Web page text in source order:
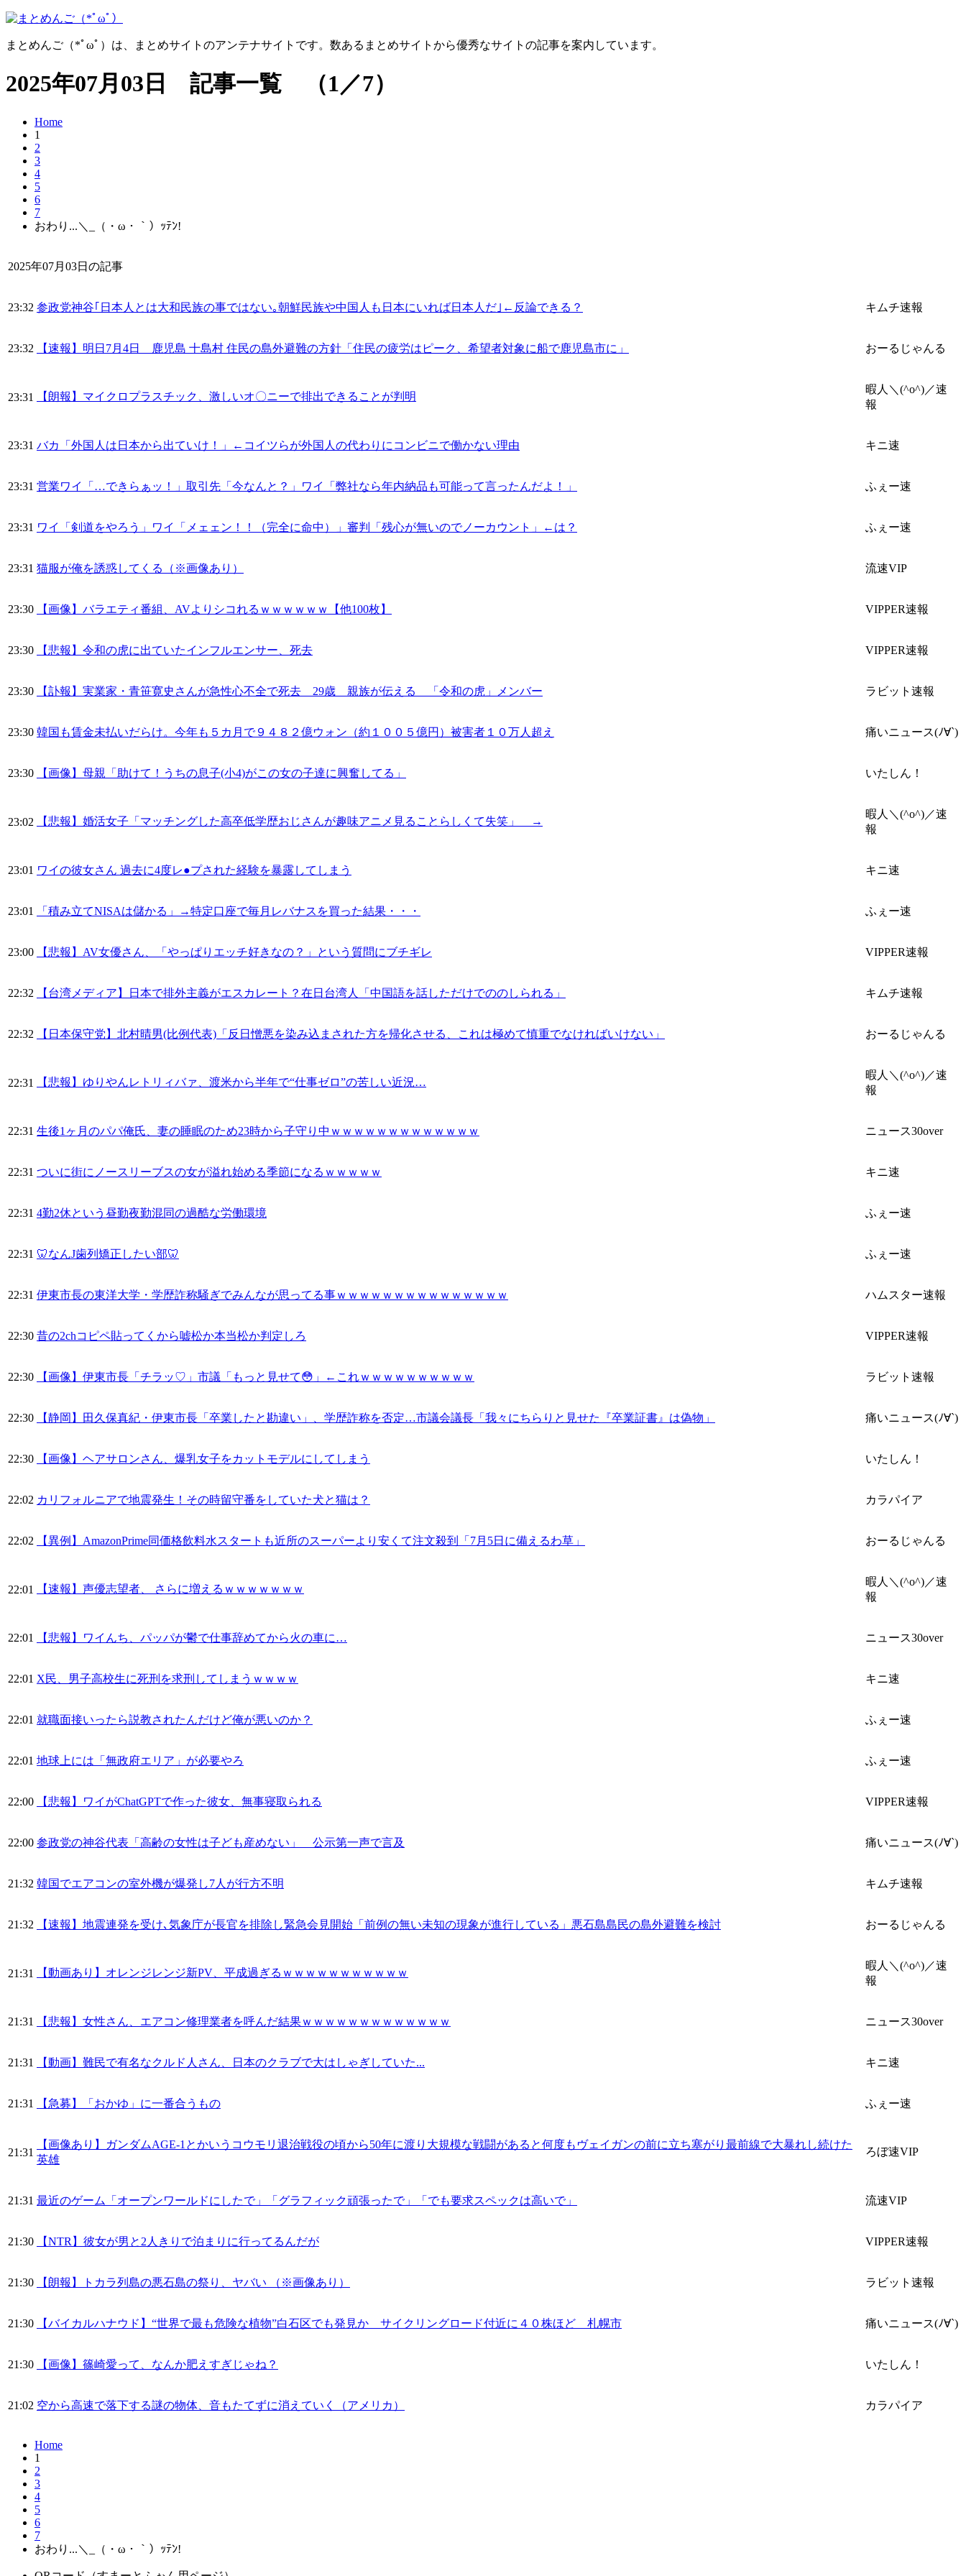
まとめんご（*ﾟωﾟ）は、まとめサイトのアンテナサイトです。数あるまとめサイトから優秀なサイトの記事を案内しています。
2025年07月03日 記事一覧 （1／7）
Home
1
2
3
4
5
6
7
おわり...＼_（・ω・｀）ｯﾃﾝ!
2025年07月03日の記事
23:32 参政党神谷｢日本人とは大和民族の事ではない｡朝鮮民族や中国人も日本にいれば日本人だ｣←反論できる？ キムチ速報
23:32 【速報】明日7月4日 鹿児島 十島村 住民の島外避難の方針「住民の疲労はピーク、希望者対象に船で鹿児島市に」 おーるじゃんる
23:31 【朗報】マイクロプラスチック、激しいオ〇ニーで排出できることが判明
暇人＼(^o^)／速
報
23:31 バカ「外国人は日本から出ていけ！」←コイツらが外国人の代わりにコンビニで働かない理由 キニ速
23:31 営業ワイ「…できらぁッ！」取引先「今なんと？」ワイ「弊社なら年内納品も可能って言ったんだよ！」 ふぇー速
23:31 ワイ「剣道をやろう」ワイ「メェェン！！（完全に命中）」審判「残心が無いのでノーカウント」←は？ ふぇー速
23:31 猫服が俺を誘惑してくる（※画像あり） 流速VIP
23:30 【画像】バラエティ番組、AVよりシコれるｗｗｗｗｗｗ【他100枚】 VIPPER速報
23:30 【悲報】令和の虎に出ていたインフルエンサー、死去 VIPPER速報
23:30 【訃報】実業家・青笹寛史さんが急性心不全で死去 29歳 親族が伝える 「令和の虎」メンバー ラビット速報
23:30 韓国も賃金未払いだらけ。今年も５カ月で９４８２億ウォン（約１００５億円）被害者１０万人超え 痛いニュース(ﾉ∀`)
23:30 【画像】母親「助けて！うちの息子(小4)がこの女の子達に興奮してる」 いたしん！
23:02 【悲報】婚活女子「マッチングした高卒低学歴おじさんが趣味アニメ見ることらしくて失笑」 →
暇人＼(^o^)／速
報
23:01 ワイの彼女さん 過去に4度レ●プされた経験を暴露してしまう キニ速
23:01 「積み立てNISAは儲かる」→特定口座で毎月レバナスを買った結果・・・ ふぇー速
23:00 【悲報】AV女優さん、「やっぱりエッチ好きなの？」という質問にブチギレ VIPPER速報
22:32 【台湾メディア】日本で排外主義がエスカレート？在日台湾人「中国語を話しただけでののしられる」 キムチ速報
22:32 【日本保守党】北村晴男(比例代表)「反日憎悪を染み込まされた方を帰化させる、これは極めて慎重でなければいけない」 おーるじゃんる
22:31 【悲報】ゆりやんレトリィバァ、渡米から半年で“仕事ゼロ”の苦しい近況…
暇人＼(^o^)／速
報
22:31 生後1ヶ月のパパ俺氏、妻の睡眠のため23時から子守り中ｗｗｗｗｗｗｗｗｗｗｗｗｗ ニュース30over
22:31 ついに街にノースリーブスの女が溢れ始める季節になるｗｗｗｗｗ キニ速
22:31 4勤2休という昼勤夜勤混同の過酷な労働環境 ふぇー速
22:31 🦷なんJ歯列矯正したい部🦷 ふぇー速
22:31 伊東市長の東洋大学・学歴詐称騒ぎでみんなが思ってる事ｗｗｗｗｗｗｗｗｗｗｗｗｗｗｗ ハムスター速報
22:30 昔の2chコピペ貼ってくから嘘松か本当松か判定しろ VIPPER速報
22:30 【画像】伊東市長「チラッ♡」市議「もっと見せて😳」←これｗｗｗｗｗｗｗｗｗｗ ラビット速報
22:30 【静岡】田久保真紀・伊東市長「卒業したと勘違い」、学歴詐称を否定…市議会議長「我々にちらりと見せた『卒業証書』は偽物」 痛いニュース(ﾉ∀`)
22:30 【画像】ヘアサロンさん、爆乳女子をカットモデルにしてしまう いたしん！
22:02 カリフォルニアで地震発生！その時留守番をしていた犬と猫は？ カラパイア
22:02 【異例】AmazonPrime同価格飲料水スタートも近所のスーパーより安くて注文殺到「7月5日に備えるわ草」 おーるじゃんる
22:01 【速報】声優志望者、 さらに増えるｗｗｗｗｗｗｗ
暇人＼(^o^)／速
報
22:01 【悲報】ワイんち、パッパが鬱で仕事辞めてから火の車に… ニュース30over
22:01 X民、男子高校生に死刑を求刑してしまうｗｗｗｗ キニ速
22:01 就職面接いったら説教されたんだけど俺が悪いのか？ ふぇー速
22:01 地球上には「無政府エリア」が必要やろ ふぇー速
22:00 【悲報】ワイがChatGPTで作った彼女、無事寝取られる VIPPER速報
22:00 参政党の神谷代表「高齢の女性は子ども産めない」 公示第一声で言及 痛いニュース(ﾉ∀`)
21:32 韓国でエアコンの室外機が爆発し7人が行方不明 キムチ速報
21:32 【速報】地震連発を受け､気象庁が長官を排除し緊急会見開始「前例の無い未知の現象が進行している」悪石島島民の島外避難を検討 おーるじゃんる
21:31 【動画あり】オレンジレンジ新PV、平成過ぎるｗｗｗｗｗｗｗｗｗｗｗ
暇人＼(^o^)／速
報
21:31 【悲報】女性さん、エアコン修理業者を呼んだ結果ｗｗｗｗｗｗｗｗｗｗｗｗｗ ニュース30over
21:31 【動画】難民で有名なクルド人さん、日本のクラブで大はしゃぎしていた... キニ速
21:31 【急募】「おかゆ」に一番合うもの ふぇー速
21:31
【画像あり】ガンダムAGE-1とかいうコウモリ退治戦役の頃から50年に渡り大規模な戦闘があると何度もヴェイガンの前に立ち塞がり最前線で大暴れし続けた
英雄
ろぼ速VIP
21:31 最近のゲーム「オープンワールドにしたで」「グラフィック頑張ったで」「でも要求スペックは高いで」 流速VIP
21:30 【NTR】彼女が男と2人きりで泊まりに行ってるんだが VIPPER速報
21:30 【朗報】トカラ列島の悪石島の祭り、ヤバい （※画像あり） ラビット速報
21:30 【バイカルハナウド】“世界で最も危険な植物”白石区でも発見か サイクリングロード付近に４０株ほど 札幌市 痛いニュース(ﾉ∀`)
21:30 【画像】篠崎愛って、なんか肥えすぎじゃね？ いたしん！
21:02 空から高速で落下する謎の物体、音もたてずに消えていく（アメリカ） カラパイア
Home
1
2
3
4
5
6
7
おわり...＼_（・ω・｀）ｯﾃﾝ!